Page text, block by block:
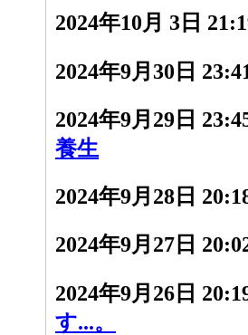
2024年10月 3日
2024年9月30日
2024年9月29日
養生
2024年9月28日
2024年9月27日
2024年9月26日
す...。